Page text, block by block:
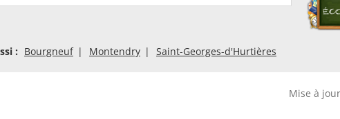
: Bourgneuf Montendry Saint-Georges-d'Hurtières
Mise à